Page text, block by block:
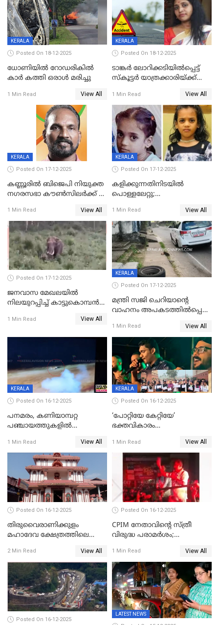
KERALA
Posted On 18-12-2025
ധോണിയിൽ റോഡരികിൽ
കാർ കത്തി ഒരാൾ മരിച്ചു
1 Min Read View All
KERALA
Posted On 18-12-2025
ടാങ്കർ ലോറിക്കടിയിൽപ്പെട്ട്
സ്കൂട്ടർ യാത്രക്കാരിയ്ക്ക്
കണ്ടോത്ത് ദേശീയ പാതയിൽ
1 Min Read View All
KERALA
Posted On 17-12-2025
കണ്ണൂരിൽ ബിജെപി നിയുക്ത
നഗരസഭാ കൗൺസിലർക്ക് 36
1 Min Read View All
KERALA
Posted On 17-12-2025
കളിക്കുന്നതിനിടയിൽ
പൊള്ളലേറ്റു;
ക്ലാസ് വിദ്യാർത്ഥിനി മരിച്ചു
1 Min Read View All
Posted On 17-12-2025
ജനവാസ മേഖലയില്‍
നിലയുറപ്പിച്ച് കാട്ടുകൊമ്പന്‍
1 Min Read View All
KERALA
Posted On 17-12-2025
മന്ത്രി സജി ചെറിയാന്റെ
വാഹനം അപകടത്തിൽപ്പെട്ടു;
രക്ഷപ്പെട്ടത് തലനാരിടയ്ക്ക്
1 Min Read View All
KERALA
Posted On 16-12-2025
പനമരം, കണിയാമ്പറ്റ
പഞ്ചായത്തുകളിൽ
സ്ഥാപനങ്ങൾക്ക് അവധി
1 Min Read View All
KERALA
Posted On 16-12-2025
‘പോറ്റിയേ കേറ്റിയേ’
ഭക്തവികാരം
ഡിജിപിക്ക് പരാതി; ശക്തമായ
നടപടി വേണമെന്നു
സിപിഐഎമ്മും
1 Min Read View All
Posted On 16-12-2025
തിരുവൈരാണിക്കുളം
മഹാദേവ ക്ഷേത്രത്തിലെ
ജനുവരി 2 ന് തുടക്കമാകും
2 Min Read View All
Posted On 16-12-2025
CPIM നേതാവിൻ്റെ സ്ത്രീ
വിരുദ്ധ പരാമർശം;
1 Min Read View All
Posted On 16-12-2025
LATEST NEWS